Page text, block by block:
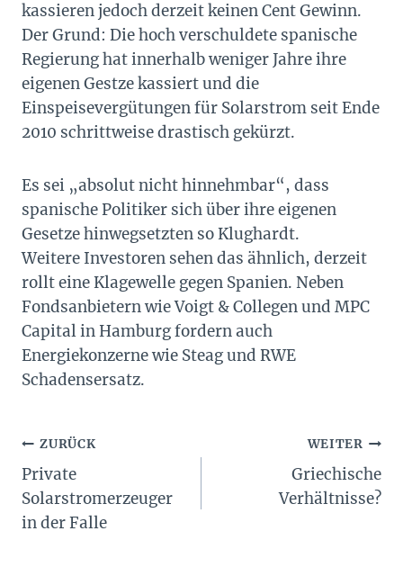
kassieren jedoch derzeit keinen Cent Gewinn.
Der Grund: Die hoch verschuldete spanische
Regierung hat innerhalb weniger Jahre ihre
eigenen Gestze kassiert und die
Einspeisevergütungen für Solarstrom seit Ende
2010 schrittweise drastisch gekürzt.
Es sei „absolut nicht hinnehmbar“, dass
spanische Politiker sich über ihre eigenen
Gesetze hinwegsetzten so Klughardt.
Weitere Investoren sehen das ähnlich, derzeit
rollt eine Klagewelle gegen Spanien. Neben
Fondsanbietern wie Voigt & Collegen und MPC
Capital in Hamburg fordern auch
Energiekonzerne wie Steag und RWE
Schadensersatz.
Beitragsnavigation
ZURÜCK
Private
Solarstromerzeuger
in der Falle
WEITER
Griechische
Verhältnisse?